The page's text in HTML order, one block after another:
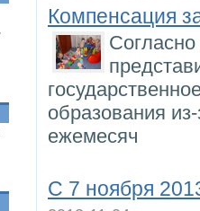
Компенсация
образования
ежемесяч
С 7 ноября